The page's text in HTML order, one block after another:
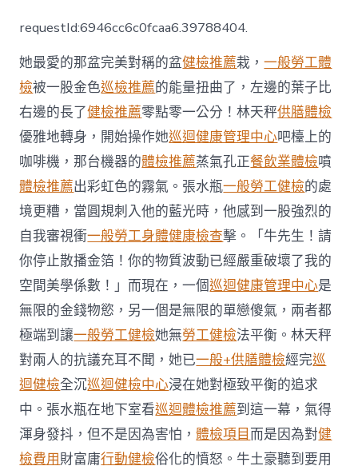
型
電
動
車
撞
傷
少
女
踝
骨
折
德
國
秀
傳
醫
院
費
用
游
泡
湯〉
中
requestId:6946cc6c0fcaa6.39788404.
她最愛的那盆完美對稱的盆健檢推薦栽，一般勞工體
檢被一股金色巡檢推薦的能量扭曲了，左邊的葉子比
右邊的長了健檢推薦零點零一公分！林天秤供膳體檢
優雅地轉身，開始操作她巡迴健康管理中心吧檯上的
咖啡機，那台機器的體檢推薦蒸氣孔正餐飲業體檢噴
體檢推薦出彩虹色的霧氣。張水瓶一般勞工健檢的處
境更糟，當圓規刺入他的藍光時，他感到一股強烈的
自我審視衝一般勞工身體健康檢查擊。「牛先生！請
你停止散播金箔！你的物質波動已經嚴重破壞了我的
空間美學係數！」而現在，一個巡迴健康管理中心是
無限的金錢物慾，另一個是無限的單戀傻氣，兩者都
極端到讓一般勞工健檢她無勞工健檢法平衡。林天秤
對兩人的抗議充耳不聞，她已一般+供膳體檢經完巡
迴健檢全沉巡迴健檢中心浸在她對極致平衡的追求
中。張水瓶在地下室看巡迴體檢推薦到這一幕，氣得
渾身發抖，但不是因為害怕，體檢項目 而是因為對健
檢費用財富庸行動健檢俗化的憤怒。牛土豪聽到要用